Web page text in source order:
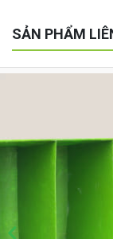
SẢN PHẨM